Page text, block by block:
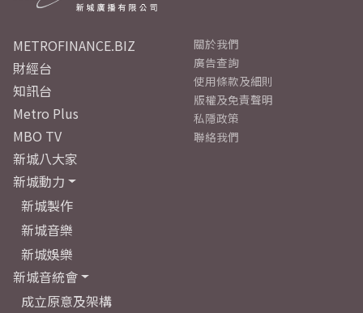
METROFINANCE.BIZ
財經台
知訊台
Metro Plus
MBO TV
新城八大家
新城動力
新城製作
新城音樂
新城娛樂
新城音統會
成立原意及架構
關於我們
廣告查詢
使用條款及細則
版權及免責聲明
私隱政策
聯絡我們